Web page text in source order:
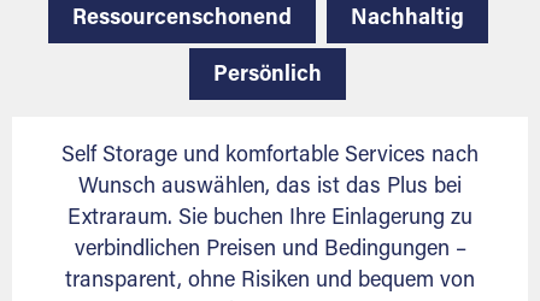
Ressourcenschonend Nachhaltig
Persönlich
Self Storage und komfortable Services nach
Wunsch auswählen, das ist das Plus bei
Extraraum. Sie buchen Ihre Einlagerung zu
verbindlichen Preisen und Bedingungen –
transparent, ohne Risiken und bequem von